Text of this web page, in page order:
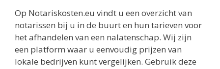
Op Notariskosten.eu vindt u een overzicht van
notarissen bij u in de buurt en hun tarieven voor
het afhandelen van een nalatenschap. Wij zijn
een platform waar u eenvoudig prijzen van
lokale bedrijven kunt vergelijken. Gebruik deze